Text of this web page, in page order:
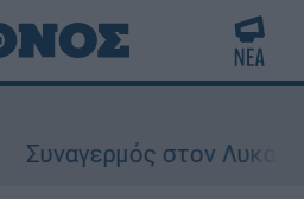
στον Λυκαβηττό: Σορός